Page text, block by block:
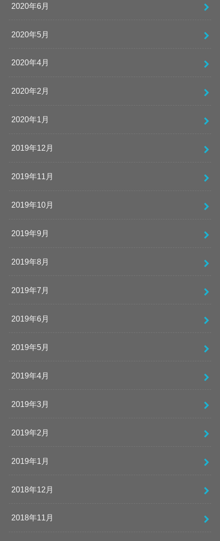
2020年6月
2020年5月
2020年4月
2020年2月
2020年1月
2019年12月
2019年11月
2019年10月
2019年9月
2019年8月
2019年7月
2019年6月
2019年5月
2019年4月
2019年3月
2019年2月
2019年1月
2018年12月
2018年11月